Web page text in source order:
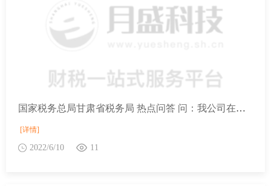
国家税务总局甘肃省税务局 热点问答 问：我公司在预缴企业所得税时，如何判断是否属于符合条件的小型微利企业？
[详情]
2022/6/10 11